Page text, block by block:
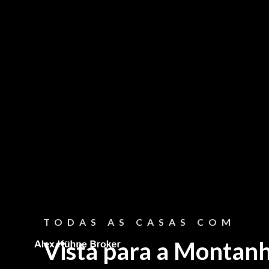
   
TODAS AS CASAS COM
Vista para a